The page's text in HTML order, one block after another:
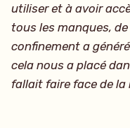
utiliser et à avoir
tous les manques,
confinement a
cela nous a placé
fallait faire face de la